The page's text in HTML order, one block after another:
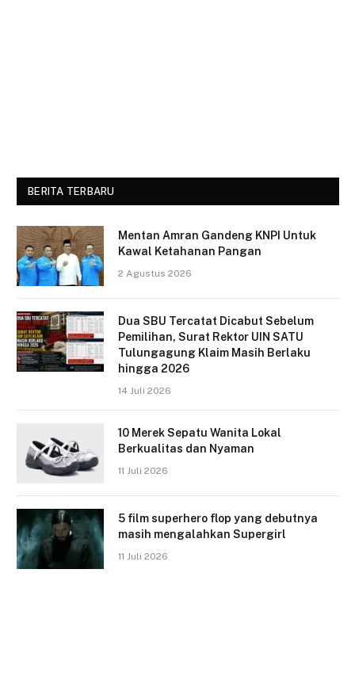
BERITA TERBARU
Mentan Amran Gandeng KNPI Untuk
Kawal Ketahanan Pangan
2 Agustus 2026
Dua SBU Tercatat Dicabut Sebelum
Pemilihan, Surat Rektor UIN SATU
Tulungagung Klaim Masih Berlaku
hingga 2026
14 Juli 2026
10 Merek Sepatu Wanita Lokal
Berkualitas dan Nyaman
11 Juli 2026
5 film superhero flop yang debutnya
masih mengalahkan Supergirl
11 Juli 2026